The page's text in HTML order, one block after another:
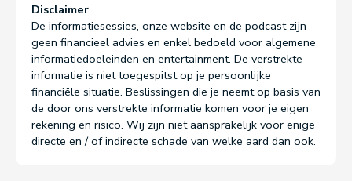
Disclaimer
De informatiesessies, onze website en de podcast zijn
geen financieel advies en enkel bedoeld voor algemene
informatiedoeleinden en entertainment. De verstrekte
informatie is niet toegespitst op je persoonlijke
financiële situatie. Beslissingen die je neemt op basis van
de door ons verstrekte informatie komen voor je eigen
rekening en risico. Wij zijn niet aansprakelijk voor enige
directe en / of indirecte schade van welke aard dan ook.